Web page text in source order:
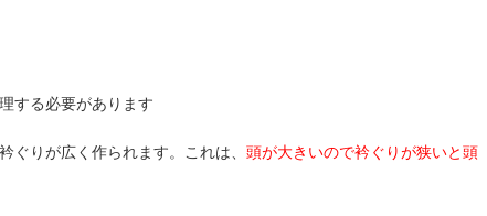
する必要があります
ぐりが広く作られます。これは、 頭が大きいので衿ぐりが狭いと頭